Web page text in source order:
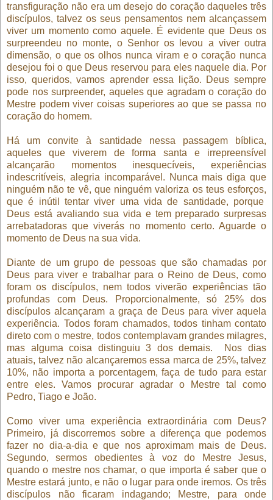
transfiguração não era um desejo do coração daqueles três
discípulos, talvez os seus pensamentos nem alcançassem
viver um momento como aquele. É evidente que Deus os
surpreendeu no monte, o Senhor os levou a viver outra
dimensão, o que os olhos nunca viram e o coração nunca
desejou foi o que Deus reservou para eles naquele dia. Por
isso, queridos, vamos aprender essa lição. Deus sempre
pode nos surpreender, aqueles que agradam o coração do
Mestre podem viver coisas superiores ao que se passa no
coração do homem.
Há um convite à santidade nessa passagem bíblica,
aqueles que viverem de forma santa e irrepreensível
alcançarão momentos inesquecíveis, experiências
indescritíveis, alegria incomparável. Nunca mais diga que
ninguém não te vê, que ninguém valoriza os teus esforços,
que é inútil tentar viver uma vida de santidade, porque
Deus está avaliando sua vida e tem preparado surpresas
arrebatadoras que viverás no momento certo. Aguarde o
momento de Deus na sua vida.
Diante de um grupo de pessoas que são chamadas por
Deus para viver e trabalhar para o Reino de Deus, como
foram os discípulos, nem todos viverão experiências tão
profundas com Deus. Proporcionalmente, só 25% dos
discípulos alcançaram a graça de Deus para viver aquela
experiência. Todos foram chamados, todos tinham contato
direto com o mestre, todos contemplavam grandes milagres,
mas alguma coisa distinguiu 3 dos demais.
Nos dias
atuais, talvez não alcançaremos essa marca de 25%, talvez
10%, não importa a porcentagem, faça de tudo para estar
entre eles. Vamos procurar agradar o Mestre tal como
Pedro, Tiago e João.
Como viver uma experiência extraordinária com Deus?
Primeiro, já discorremos sobre a diferença que podemos
fazer no dia-a-dia e que nos aproximam mais de Deus.
Segundo, sermos obedientes à voz do Mestre Jesus,
quando o mestre nos chamar, o que importa é saber que o
Mestre estará junto, e não o lugar para onde iremos. Os três
discípulos não ficaram indagando; Mestre, para onde